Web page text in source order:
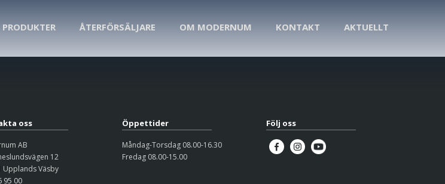
PRODUKTER ÅTERFÖRSÄLJARE OM MODERNUM KONTAKT AKTUELLT
oss
AB
12
Upplands Väsby
95 00
Öppettider
Måndag-Torsdag 08.00-16.30
Fredag 08.00-15.00
Följ oss